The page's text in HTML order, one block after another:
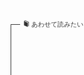
あわせて読みたい